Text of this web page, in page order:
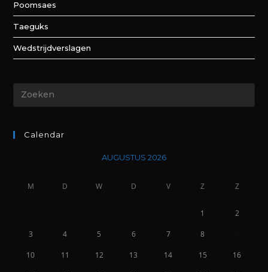
Poomsaes
Taeguks
Wedstrijdverslagen
Calendar
AUGUSTUS 2026
M D W D V Z Z
1 2
3 4 5 6 7 8
10 11 12 13 14 15 16